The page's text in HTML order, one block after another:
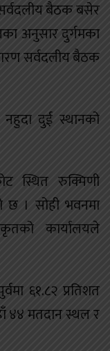
बैठक बसेर
अनुसार दुर्गमका
सर्वदलीय बैठक
दुई स्थानको
स्थित रुक्मिणी
छ । सोही भवनमा
कार्यालयले
६१.८२ प्रतिशत
४४ मतदान स्थल र